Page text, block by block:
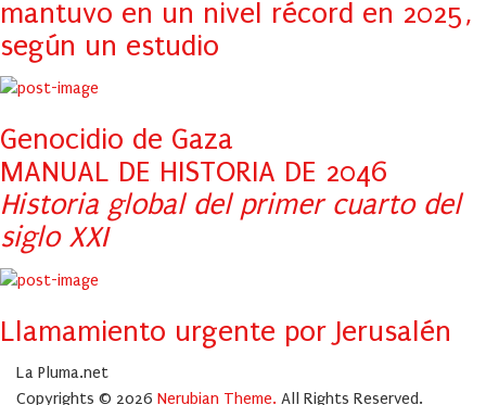
mantuvo en un nivel récord en 2025,
según un estudio
Genocidio de Gaza
MANUAL DE HISTORIA DE 2046
Historia global del primer cuarto del
siglo XXI
Llamamiento urgente por Jerusalén
La Pluma.net
Copyrights © 2026 Nerubian Theme. All Rights Reserved.